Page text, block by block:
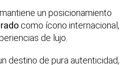
mantiene un posicionamiento
como ícono internacional,
de lujo.
destino de pura autenticidad,